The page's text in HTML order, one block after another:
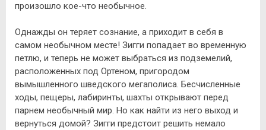
произошло кое-что необычное.
Однажды он теряет сознание, а приходит в себя в
самом необычном месте! Зигги попадает во временную
петлю, и теперь не может выбраться из подземелий,
расположенных под Ортеном, пригородом
вымышленного шведского мегаполиса. Бесчисленные
ходы, пещеры, лабиринты, шахты открывают перед
парнем необычный мир. Но как найти из него выход и
вернуться домой? Зигги предстоит решить немало